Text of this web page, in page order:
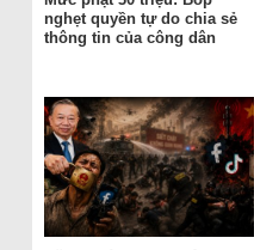
nghẹt quyền tự do chia sẻ
thông tin của công dân